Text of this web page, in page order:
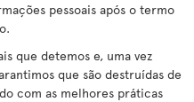
pessoais após o termo
que detemos e, uma vez
que são destruídas de
com as melhores práticas